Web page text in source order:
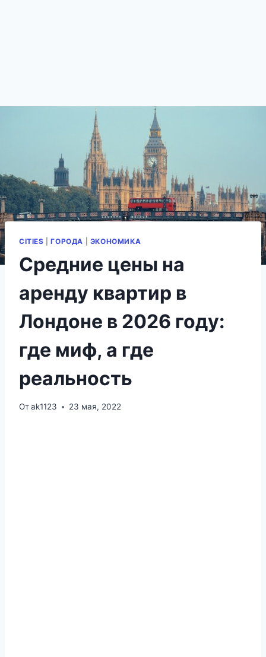
CITIES |ГОРОДА ЭКОНОМИКА
Средние цены на
аренду квартир в
Лондоне в 2026 году:
где миф, а где
реальность
Отak1123 23 мая, 2022